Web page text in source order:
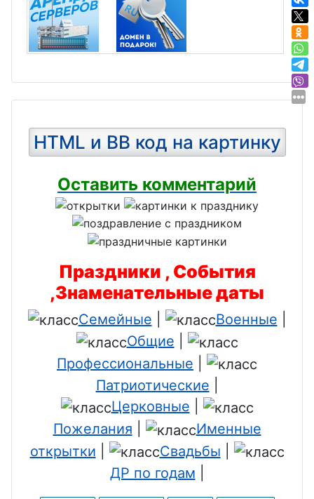
HTML и BB код на картинку
Оставить комментарий
Праздники , События
,Знаменательные даты
Семейные Военные
Общие
Профессиональные
Патриотические
Церковные
Пожелания
Именные
открытки
Свадьбы
ДР по годам